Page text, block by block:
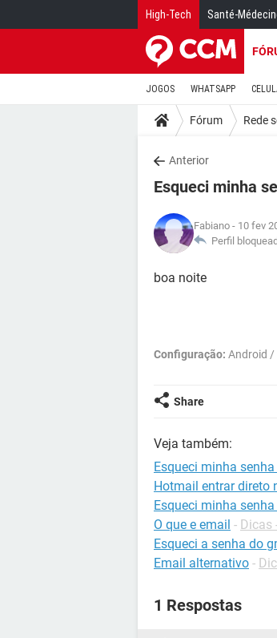
High-Tech Santé-
JOGOS WHATSAPP
Fórum Rede
Anterior
Esqueci minha
Fabiano - 10 fev
Perfil
boa noite
Configuração: Android /
Share
Veja também:
Esqueci minha
Hotmail entrar direto
Esqueci minha
O que e email - Dicas
Esqueci a senha do
Email alternativo -
1 Respostas